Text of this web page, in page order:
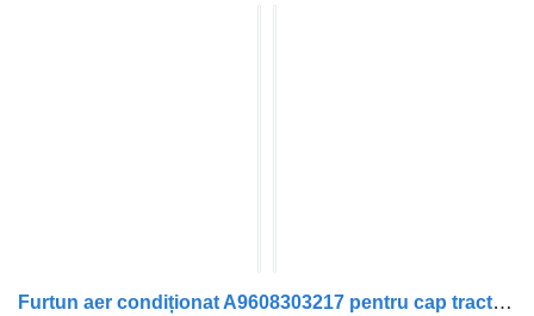
Furtun aer condiționat A9608303217 pentru cap tractor Mercedes-Benz ACTROS MP4